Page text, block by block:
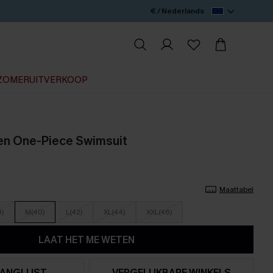
€ / Nederlands
One-Piece Swimsuit
Maattabel
M(40) L(42) XL(44) XXL(46)
LAAT HET ME WETEN